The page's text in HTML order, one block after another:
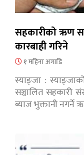
सहकारीको ऋण
कारबाही गरिने
१ महिना अगाडि
स्याङ्जा :
सञ्चालित सहकारी
ब्याज भुक्तानी